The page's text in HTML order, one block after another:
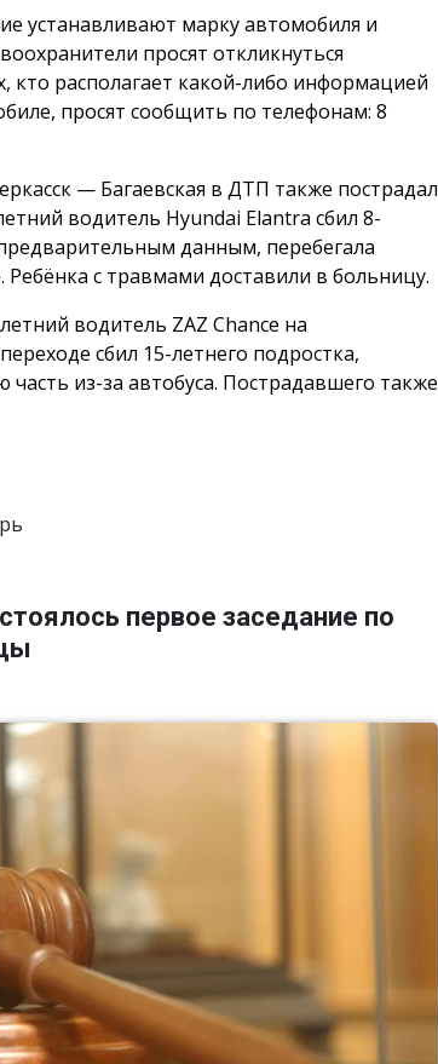
устанавливают марку автомобиля и
просят откликнуться
кто располагает какой-либо информацией
просят сообщить по телефонам: 8
— Багаевская в ДТП также пострадал
водитель Hyundai Elantra сбил 8-
данным, перебегала
с травмами доставили в больницу.
водитель ZAZ Chance на
сбил 15-летнего подростка,
из-за автобуса. Пострадавшего также
первое заседание по